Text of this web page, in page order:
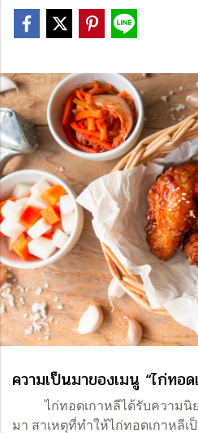
ความเป็นมาของเมนู “ไก่ทอด
ไก่ทอดเกาหลีได้รับความนิย
มา สาเหตุที่ทำให้ไก่ทอดเกาหลี